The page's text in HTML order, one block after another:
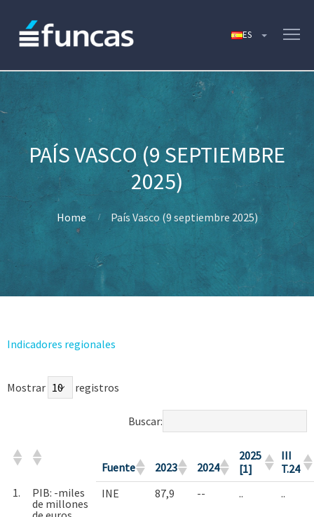
PAÍS VASCO (9 SEPTIEMBRE
2025)
Home País Vasco (9 septiembre 2025)
Indicadores regionales
Mostrar registros
Buscar:
Fuente 2023 2024
2025
[1]
III
T.24
1.
PIB: -miles
de millones
INE 87,9 -- .. ..